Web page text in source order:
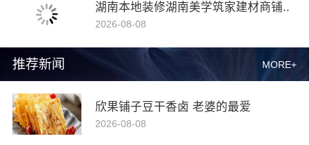
推荐新闻 MORE+
欣果铺子豆干香卤 老婆的最爱
2026-08-08
湖南本地装修湖南美学筑家建材商铺..
2026-08-08